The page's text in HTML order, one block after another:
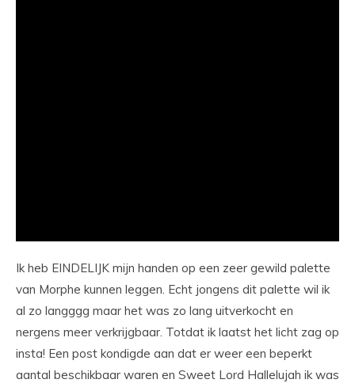
Ik heb EINDELIJK mijn handen op een zeer gewild palette
van Morphe kunnen leggen. Echt jongens dit palette wil ik
al zo langggg maar het was zo lang uitverkocht en
nergens meer verkrijgbaar. Totdat ik laatst het licht zag op
insta! Een post kondigde aan dat er weer een beperkt
aantal beschikbaar waren en Sweet Lord Hallelujah ik was